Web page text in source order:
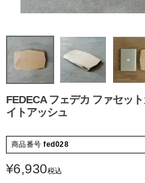
FEDECA フェデカ ファセッ
イトアッシュ
商品番号 fed028
¥6,930税込